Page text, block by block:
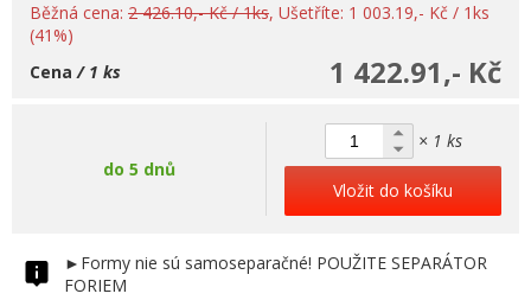
Běžná cena: 2 426.10,- Kč / 1ks, Ušetříte: 1 003.19,- Kč / 1ks
(41%)
1 422.91,- Kč
Cena / 1 ks
do 5 dnů
× 1 ks
Vložit do košíku
►Formy nie sú samoseparačné! POUŽITE SEPARÁTOR
FORIEM